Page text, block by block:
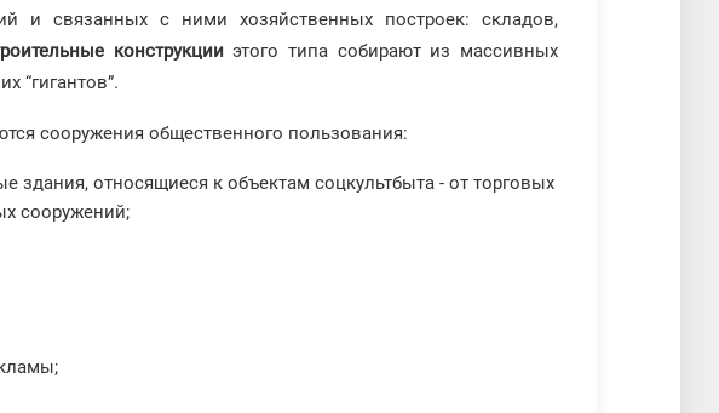
и связанных с ними хозяйственных построек: складов,
конструкцииэтого типа собирают из массивных
“гигантов”.
сооружения общественного пользования:
здания, относящиеся к объектам соцкультбыта - от торговых
сооружений;